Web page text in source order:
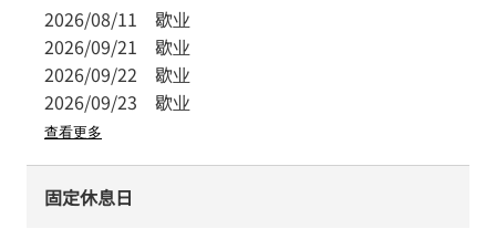
2026/08/11 歇业
2026/09/21 歇业
2026/09/22 歇业
2026/09/23 歇业
查看更多
固定休息日